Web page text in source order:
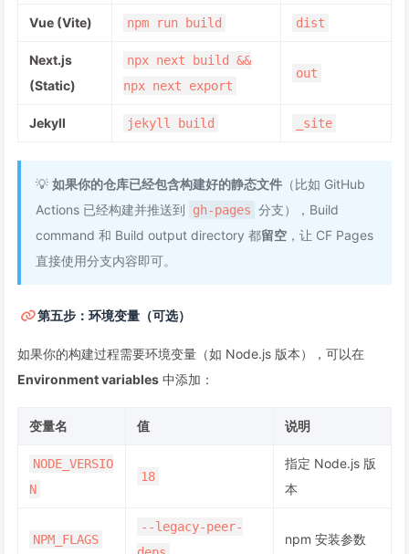
Vue (Vite) npm run build dist
Next.js
(Static)
npx next build &&
npx next export
out
Jekyll jekyll build _site
💡 如果你的仓库已经包含构建好的静态文件 （比如 GitHub
Actions 已经构建并推送到
gh-pages 分支），Build
command 和 Build output directory 都留空 ，让 CF Pages
直接使用分支内容即可。
第五步：环境变量（可选）
如果你的构建过程需要环境变量（如 Node.js 版本），可以在
Environment variables 中添加：
变量名 值 说明
NODE_VERSIO
N
18
指定 Node.js 版
本
NPM_FLAGS
--legacy-peer-
npm 安装参数